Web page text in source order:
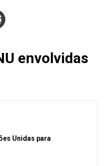
envolvidas
Unidas para